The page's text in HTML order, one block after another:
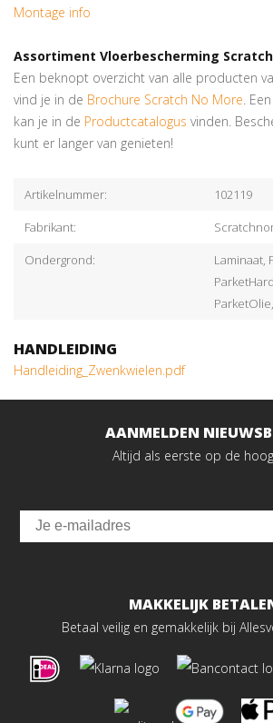
Montage info
Assortiment Vloerbescherming
Een beknopt overzicht van alle producten
vind je in de Brochure Scratch No More.
kan je in de Productcatalogus vinden.
kunt er langer van genieten!
Artikelnummer:
102119
Fabrikant:
Ondergrond:
Laminaat,
HANDLEIDING
Handleiding_Zwenkwielen.pdf
AANMELDEN
Altijd als eerste op de
Email
MAKKELIJK
Betaal veilig en gemakkelijk bij